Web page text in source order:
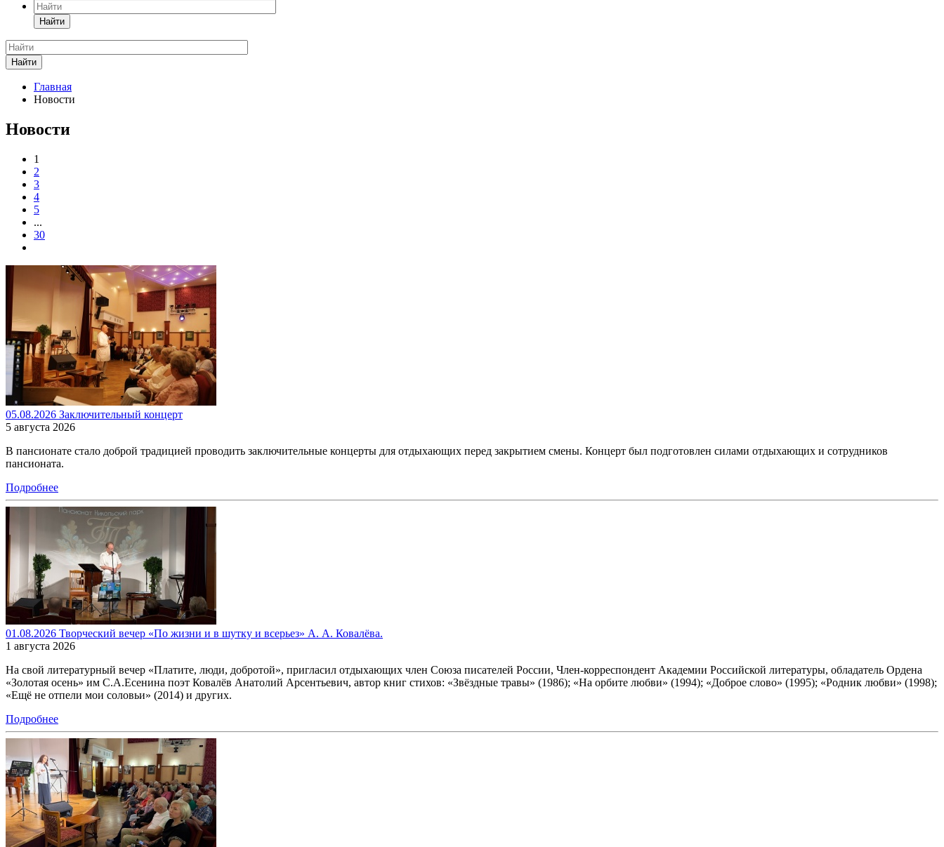
Найти
Найти
Главная
Новости
Новости
1
2
3
4
5
...
30
05.08.2026 Заключительный концерт
5 августа 2026
В пансионате стало доброй традицией проводить заключительные концерты для отдыхающих перед закрытием смены. Концерт был подготовлен силами отдыхающих и сотрудников
пансионата.
Подробнее
01.08.2026 Творческий вечер «По жизни и в шутку и всерьез» А. А. Ковалёва.
1 августа 2026
На свой литературный вечер «Платите, люди, добротой», пригласил отдыхающих член Союза писателей России, Член-корреспондент Академии Российской литературы, обладатель Ордена
«Золотая осень» им С.А.Есенина поэт Ковалёв Анатолий Арсентьевич, автор книг стихов: «Звёздные травы» (1986); «На орбите любви» (1994); «Доброе слово» (1995); «Родник любви» (1998);
«Ещё не отпели мои соловьи» (2014) и других.
Подробнее